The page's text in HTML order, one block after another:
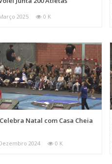
2025 0 K
Natal com Casa Cheia
2024 0 K